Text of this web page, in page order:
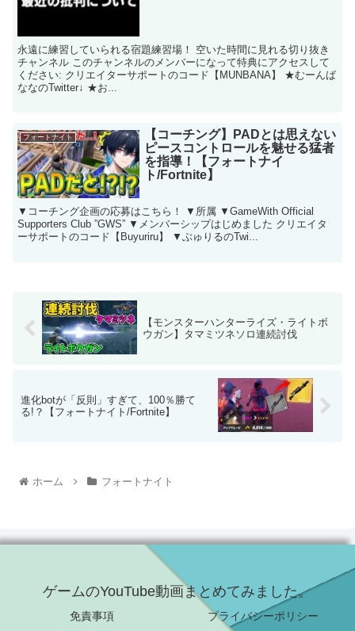
永遠に練習していられる宿題練習場！ 空いた時間に見れる切り抜き
チャンネル このチャンネルのメンバーになって特典にアクセスして
ください: クリエイターサポートのコード【MUNBANA】 ★むーんば
ななのTwitter↓ ★お...
フォートナイト
【コーチング】PADとは思えない
ピースコントロールを魅せる猛者
を指導！【フォートナイ
ト/Fortnite】
▼コーチング企画の応募はこちら！ ▼所属 ▼GameWith Official
Supporters Club ”GWS” ▼メンバーシップはじめました クリエイタ
ーサポートのコード【Buyuriru】 ▼ぶゅりるのTwi...
【モンスターハンターライズ・ライトボ
ウガン】タマミツネソロ連続討伐
進化botが「反則」すぎて、100％勝て
る!？【フォートナイト/Fortnite】
ホーム フォートナイト
ゲームのYouTube動画まとめてみました。
免責事項 プライバシーポリシー